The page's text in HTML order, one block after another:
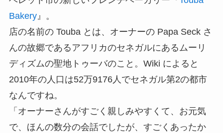
Bakery』。
店の名前の Touba とは、オーナーの Papa Seck さ
んの故郷であるアフリカのセネガルにあるムーリ
ディズムの聖地トゥーバのこと。Wiki によると
2010年の人口は52万9176人でセネガル第2の都市
なんですね。
「オーナーさんがすごく親しみやすくて、お元気
で、ほんの数分の会話でしたが、すごくあったか